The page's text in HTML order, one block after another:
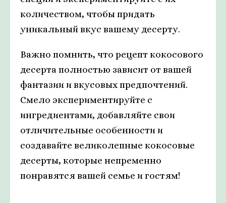
количеством, чтобы придать
уникальный вкус вашему десерту.
Важно помнить, что рецепт кокосового
десерта полностью зависит от вашей
фантазии и вкусовых предпочтений.
Смело экспериментируйте с
ингредиентами, добавляйте свои
отличительные особенности и
создавайте великолепные кокосовые
десерты, которые непременно
понравятся вашей семье и гостям!